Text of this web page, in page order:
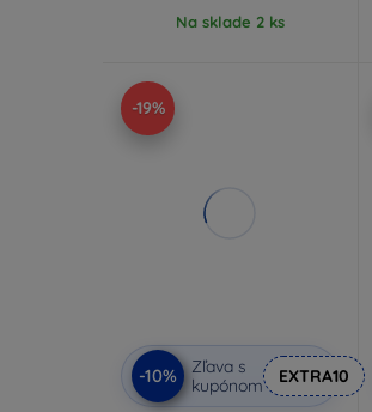
Na sklade 2 ks
-19%
-10%
Zľava s
kupónom
EXTRA10